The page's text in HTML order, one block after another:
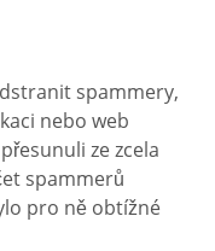
spammery,
nebo web
ze zcela
spammerů
pro ně obtížné